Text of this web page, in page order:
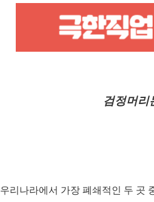
검정머리
우리나라에서 가장 폐쇄적인 두 곳